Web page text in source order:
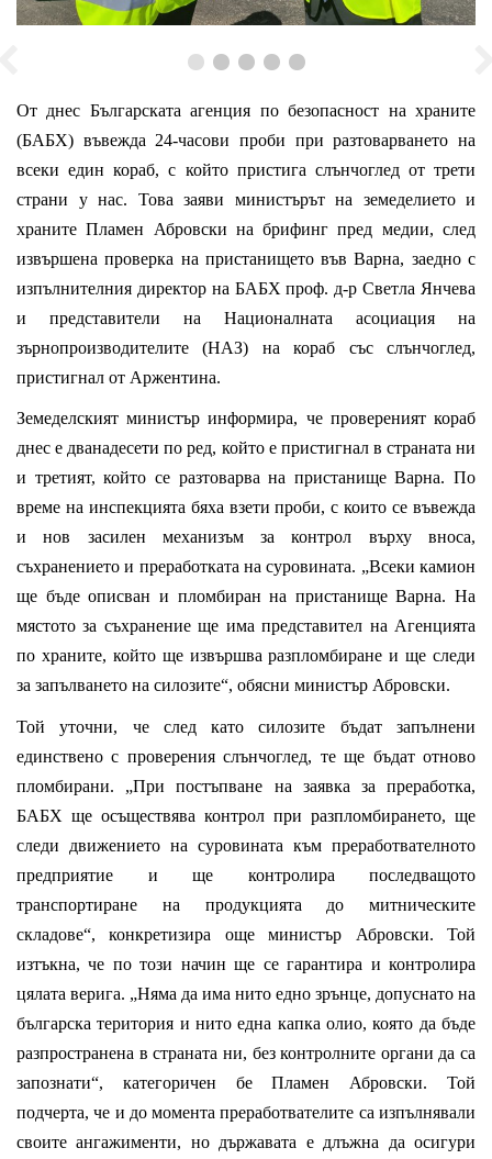
От днес Българската агенция по безопасност на храните
(БАБХ) въвежда 24-часови проби при разтоварването на
всеки един кораб, с който пристига слънчоглед от трети
страни у нас. Това заяви министърът на земеделието и
храните Пламен Абровски на брифинг пред медии, след
извършена проверка на пристанището във Варна, заедно с
изпълнителния директор на БАБХ проф. д-р Светла Янчева
и представители на Националната асоциация на
зърнопроизводителите (НАЗ) на кораб със слънчоглед,
пристигнал от Аржентина.
Земеделският министър информира, че провереният кораб
днес е дванадесети по ред, който е пристигнал в страната ни
и третият, който се разтоварва на пристанище Варна. По
време на инспекцията бяха взети проби, с които се въвежда
и нов засилен механизъм за контрол върху вноса,
съхранението и преработката на суровината. „Всеки камион
ще бъде описван и пломбиран на пристанище Варна. На
мястото за съхранение ще има представител на Агенцията
по храните, който ще извършва разпломбиране и ще следи
за запълването на силозите“, обясни министър Абровски.
Той уточни, че след като силозите бъдат запълнени
единствено с проверения слънчоглед, те ще бъдат отново
пломбирани. „При постъпване на заявка за преработка,
БАБХ ще осъществява контрол при разпломбирането, ще
следи движението на суровината към преработвателното
предприятие и ще контролира последващото
транспортиране на продукцията до митническите
складове“, конкретизира още министър Абровски. Той
изтъкна, че по този начин ще се гарантира и контролира
цялата верига. „Няма да има нито едно зрънце, допуснато на
българска територия и нито една капка олио, която да бъде
разпространена в страната ни, без контролните органи да са
запознати“, категоричен бе Пламен Абровски. Той
подчерта, че и до момента преработвателите са изпълнявали
своите ангажименти, но държавата е длъжна да осигури